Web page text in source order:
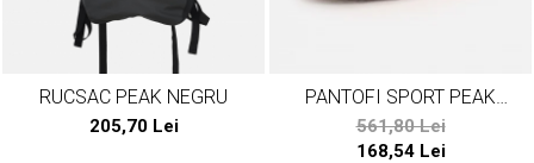
RUCSAC PEAK NEGRU
205,70 Lei
PANTOFI SPORT PEAK
ADDICTED DAMA GRI/ROZ
561,80 Lei
168,54 Lei